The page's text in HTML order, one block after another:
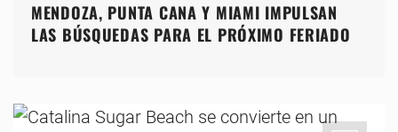
MENDOZA, PUNTA CANA Y MIAMI IMPULSAN
LAS BÚSQUEDAS PARA EL PRÓXIMO FERIADO